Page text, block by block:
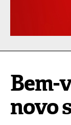
Bem-
novo